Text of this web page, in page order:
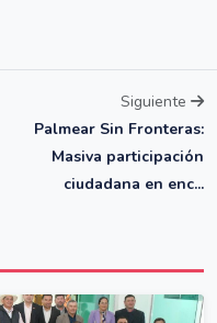
Siguiente
Palmear Sin Fronteras:
Masiva participación
ciudadana en enc...